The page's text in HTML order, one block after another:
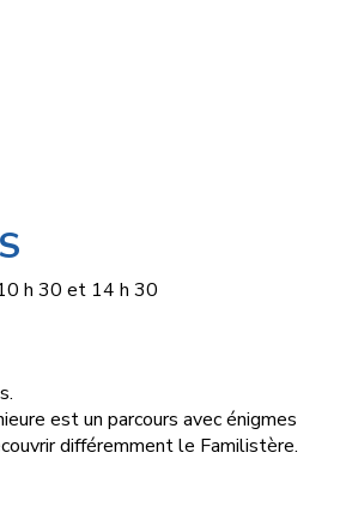
h 30 et 14 h 30
est un parcours avec énigmes
différemment le Familistère.